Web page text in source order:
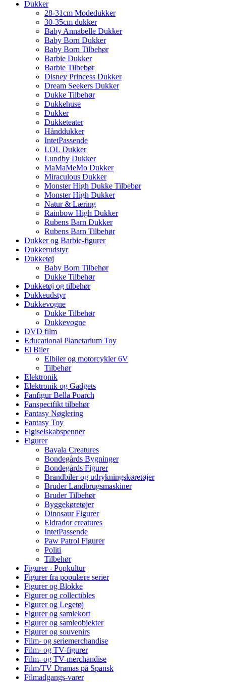
Dukker
28-31cm Modedukker
30-35cm dukker
Baby Annabelle Dukker
Baby Born Dukker
Baby Born Tilbehør
Barbie Dukker
Barbie Tilbebør
Disney Princess Dukker
Dream Seekers Dukker
Dukke Tilbehør
Dukkehuse
Dukker
Dukketeater
Hånddukker
IntetPassende
LOL Dukker
Lundby Dukker
MaMaMeMo Dukker
Miraculous Dukker
Monster High Dukke Tilbebør
Monster High Dukker
Natur & Læring
Rainbow High Dukker
Rubens Barn Dukker
Rubens Barn Tilbehør
Dukker og Barbie-figurer
Dukkerudstyr
Dukketøj
Baby Born Tilbehør
Dukke Tilbehør
Dukketøj og tilbehør
Dukkeudstyr
Dukkevogne
Dukke Tilbehør
Dukkevogne
DVD film
Educational Planetarium Toy
El Biler
Elbiler og motorcykler 6V
Tilbehør
Elektronik
Elektronik og Gadgets
Fanfigur Bella Poarch
Fanspecifikt tilbehør
Fantasy Nøglering
Fantasy Toy
Figiselskabspenner
Figurer
Bayala Creatures
Bondegårds Bygninger
Bondegårds Figurer
Brandbiler og udrykningskøretøjer
Bruder Landbrugsmaskiner
Bruder Tilbehør
Byggekøretøjer
Dinosaur Figurer
Eldrador creatures
IntetPassende
Paw Patrol Figurer
Politi
Tilbehør
Figurer - Popkultur
Figurer fra populære serier
Figurer og Blokke
Figurer og collectibles
Figurer og Legetøj
Figurer og samlekort
Figurer og samleobjekter
Figurer og souvenirs
Film- og seriemerchandise
Film- og TV-figurer
Film- og TV-merchandise
Film/TV Dramas på Spansk
Filmadgangs-varer